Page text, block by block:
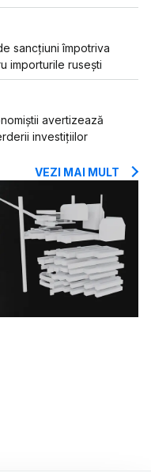
sancțiuni împotriva
importurile rusești
avertizează
investițiilor
VEZI MAI MULT